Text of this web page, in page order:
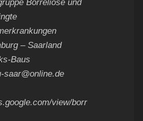
Borreliose und
– Saarland
Baus
saar@online.de
view/borr